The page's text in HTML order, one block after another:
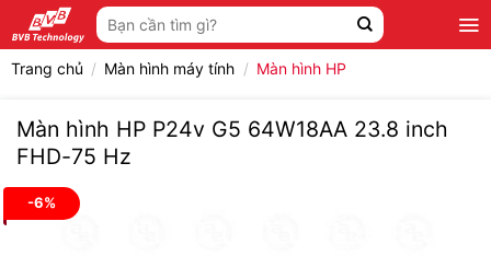
qua
nội
Tìm
kiếm:
Trang chủ / Màn hình máy tính / Màn hình HP
Màn hình HP P24v G5 64W18AA 23.8 inch
FHD-75 Hz
-6%